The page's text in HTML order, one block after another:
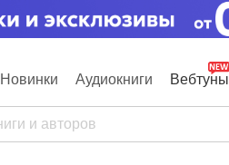
Новинки Аудиокниги Вебтуны